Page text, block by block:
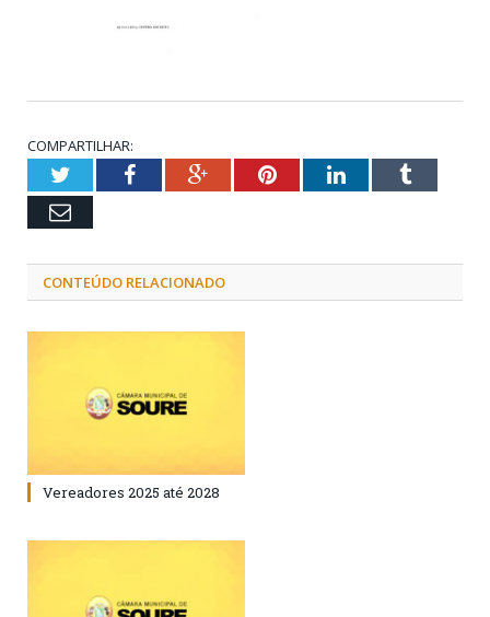
COMPARTILHAR:
TwitterFacebookGoogle+PinterestLinkedInTumblr
Email
CONTEÚDO RELACIONADO
Vereadores 2025 até 2028